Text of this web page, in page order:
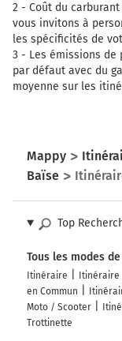
2 - Coût du
vous invitons à
les spécificités de
3 - Les émissions de
par défaut avec du
moyenne sur les
Mappy
Baïse
Top
Tous les modes
Itinéraire Itinéraire
en Commun
Moto / Scooter
Trottinette